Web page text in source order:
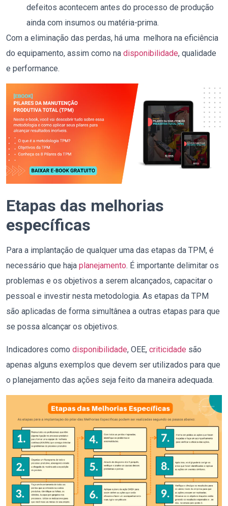
defeitos acontecem antes do processo de produção
ainda com insumos ou matéria-prima.
Com a eliminação das perdas, há uma melhora na eficiência
do equipamento, assim como na disponibilidade, qualidade
e performance.
Etapas das melhorias
específicas
Para a implantação de qualquer uma das etapas da TPM, é
necessário que haja planejamento. É importante delimitar os
problemas e os objetivos a serem alcançados, capacitar o
pessoal e investir nesta metodologia. As etapas da TPM
são aplicadas de forma simultânea a outras etapas para que
se possa alcançar os objetivos.
Indicadores como disponibilidade, OEE, criticidade são
apenas alguns exemplos que devem ser utilizados para que
o planejamento das ações seja feito da maneira adequada.